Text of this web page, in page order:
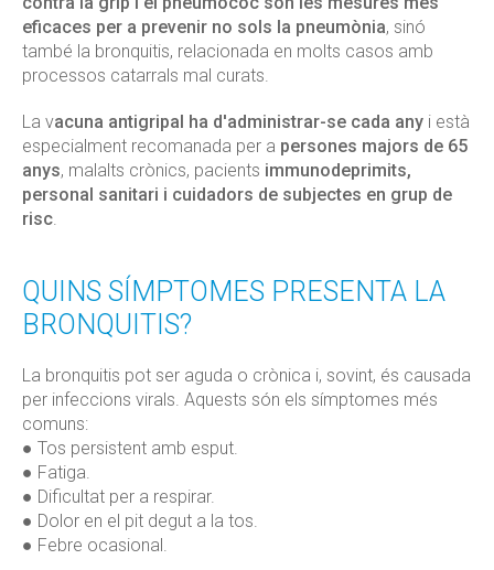
eficaces per a prevenir no sols la pneumònia, sinó
també la bronquitis, relacionada en molts casos amb
processos catarrals mal curats.
La vacuna antigripal ha d'administrar-se cada any i està
especialment recomanada per a persones majors de 65
anys, malalts crònics, pacients immunodeprimits,
personal sanitari i cuidadors de subjectes en grup de
risc.
QUINS SÍMPTOMES PRESENTA LA
BRONQUITIS?
La bronquitis pot ser aguda o crònica i, sovint, és causada
per infeccions virals. Aquests són els símptomes més
comuns:
● Tos persistent amb esput.
● Fatiga.
● Dificultat per a respirar.
● Dolor en el pit degut a la tos.
● Febre ocasional.